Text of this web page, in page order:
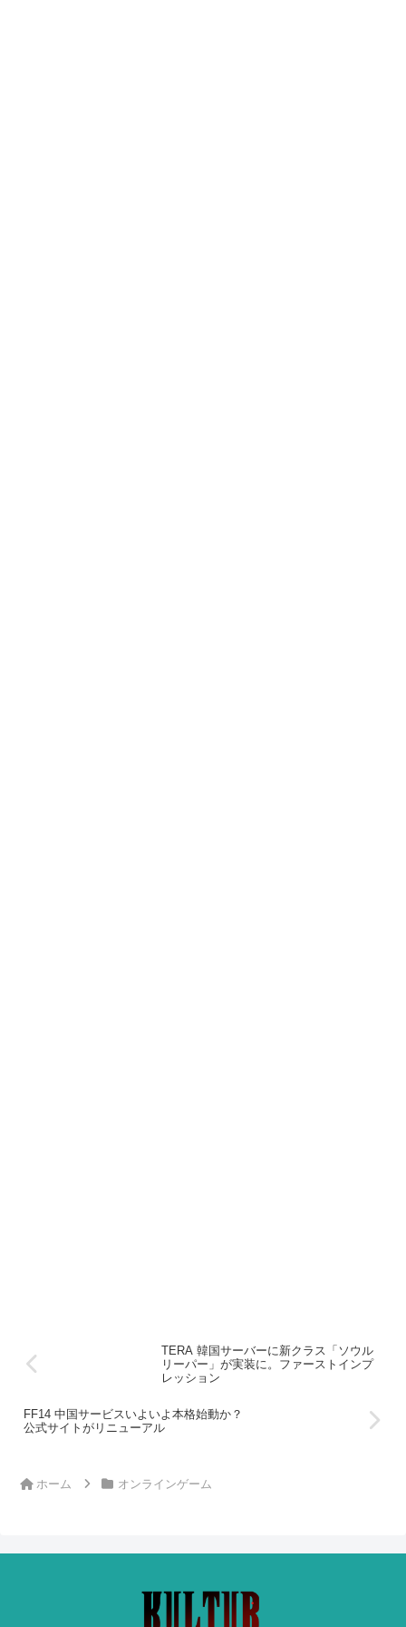
TERA 韓国サーバーに新クラス「ソウル
リーパー」が実装に。ファーストインプ
レッション
FF14 中国サービスいよいよ本格始動か？
公式サイトがリニューアル
ホーム オンラインゲーム